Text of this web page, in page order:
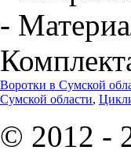
-
Воротки в Сумской
Сумской области,
© 2012 -